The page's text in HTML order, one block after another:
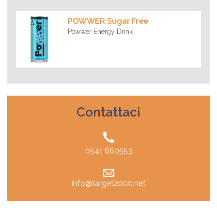
POWWER Sugar Free
Powwer Energy Drink
Contattaci
0541 660553
info@target2000.net